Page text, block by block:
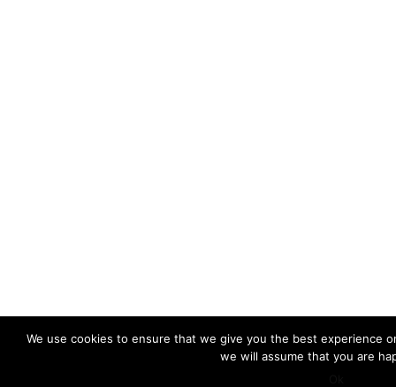
We use cookies to ensure that we give you the best experience
we will assume that you are